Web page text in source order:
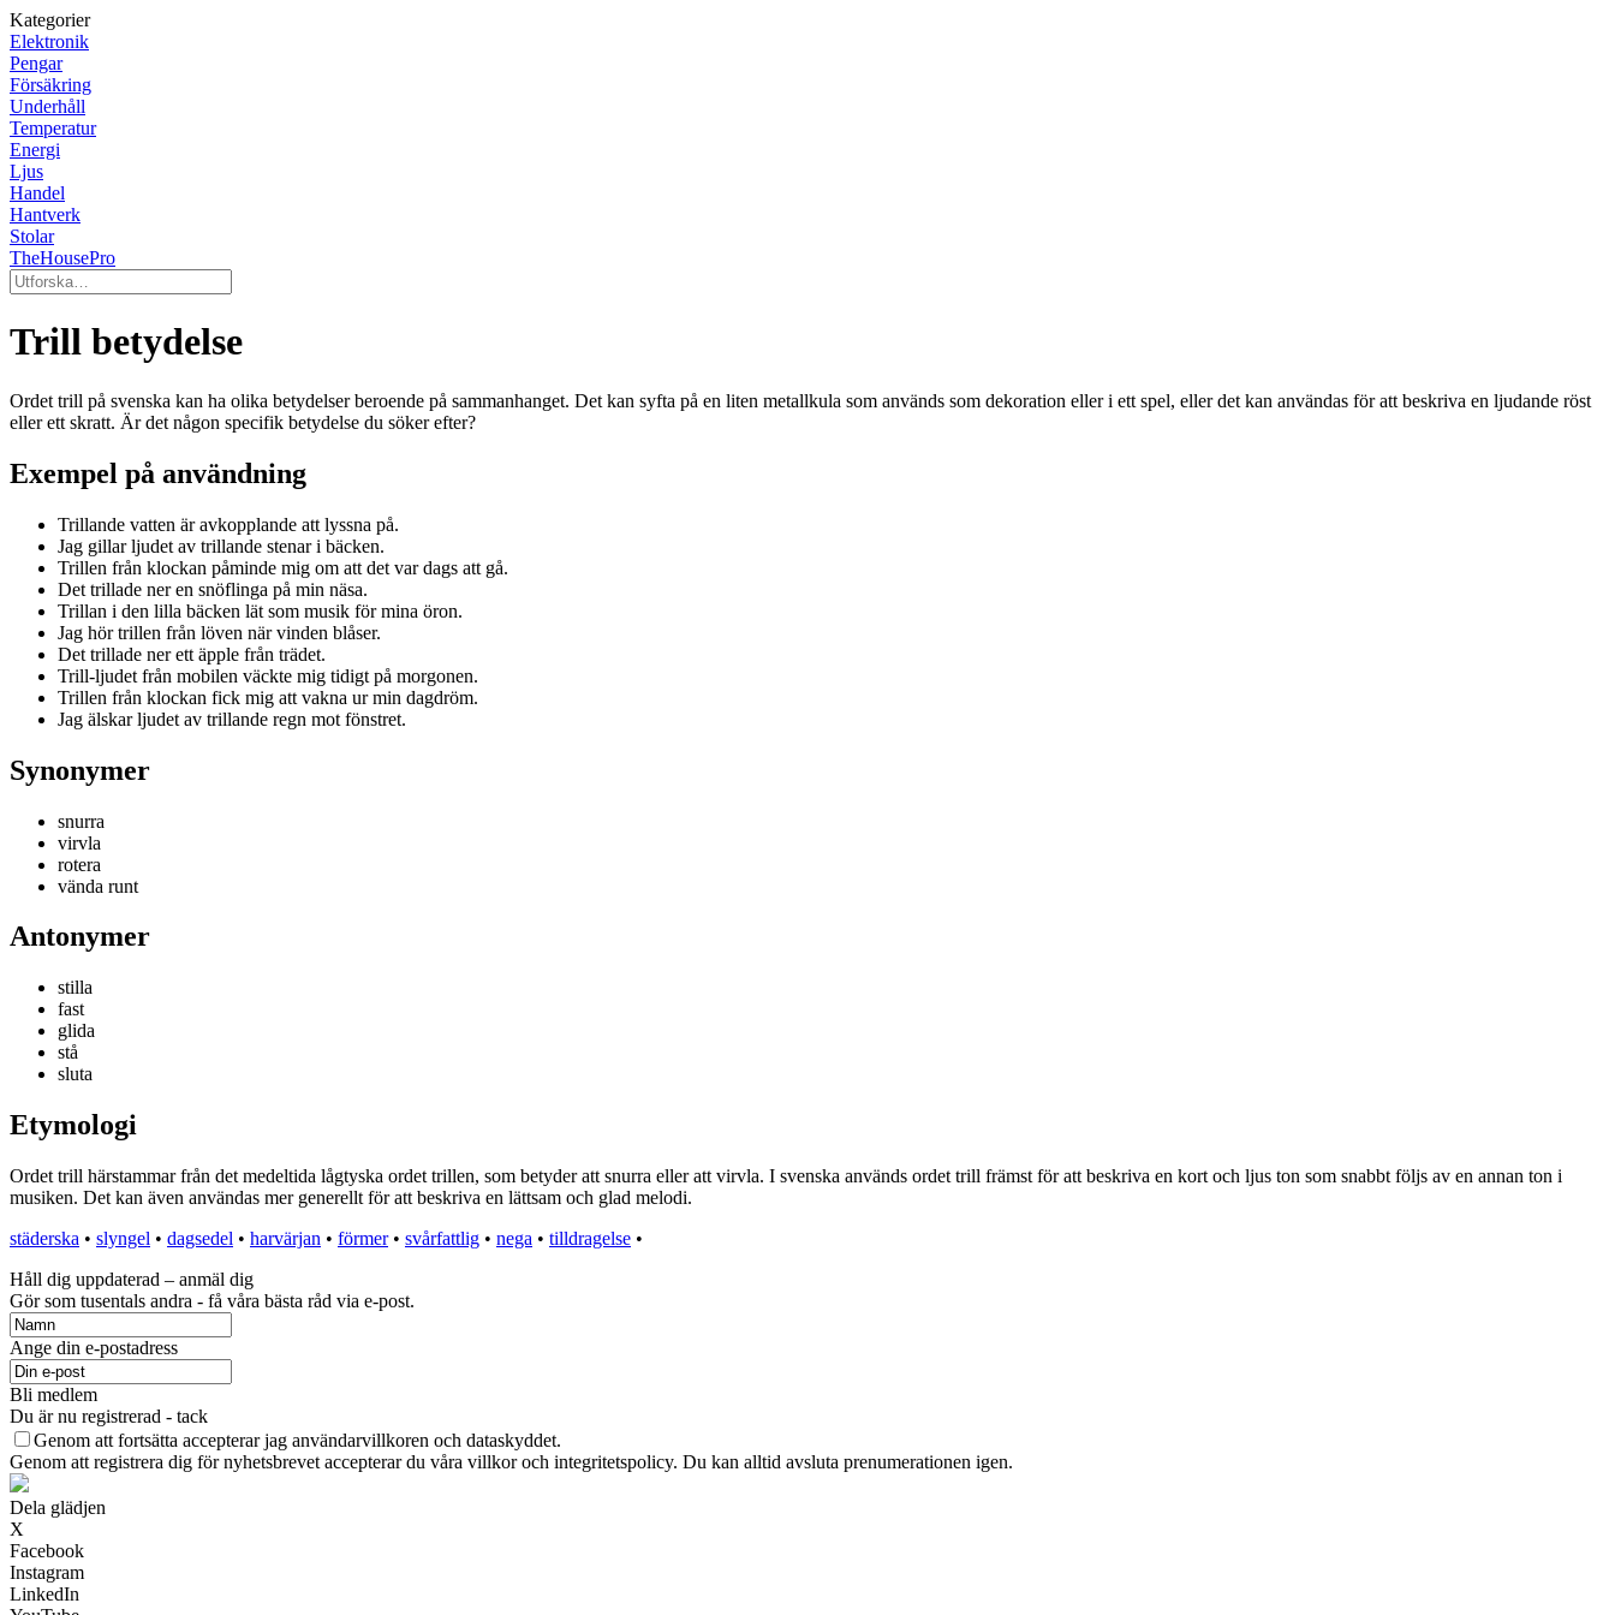
Kategorier
Elektronik
Pengar
Försäkring
Underhåll
Temperatur
Energi
Ljus
Handel
Hantverk
Stolar
TheHousePro
Trill betydelse
Ordet trill på svenska kan ha olika betydelser beroende på sammanhanget. Det kan syfta på en liten metallkula som används som dekoration eller i ett spel, eller det kan användas för att beskriva en ljudande röst
eller ett skratt. Är det någon specifik betydelse du söker efter?
Exempel på användning
Trillande vatten är avkopplande att lyssna på.
Jag gillar ljudet av trillande stenar i bäcken.
Trillen från klockan påminde mig om att det var dags att gå.
Det trillade ner en snöflinga på min näsa.
Trillan i den lilla bäcken lät som musik för mina öron.
Jag hör trillen från löven när vinden blåser.
Det trillade ner ett äpple från trädet.
Trill-ljudet från mobilen väckte mig tidigt på morgonen.
Trillen från klockan fick mig att vakna ur min dagdröm.
Jag älskar ljudet av trillande regn mot fönstret.
Synonymer
snurra
virvla
rotera
vända runt
Antonymer
stilla
fast
glida
stå
sluta
Etymologi
Ordet trill härstammar från det medeltida lågtyska ordet trillen, som betyder att snurra eller att virvla. I svenska används ordet trill främst för att beskriva en kort och ljus ton som snabbt följs av en annan ton i
musiken. Det kan även användas mer generellt för att beskriva en lättsam och glad melodi.
städerska • slyngel • dagsedel • harvärjan • förmer• svårfattlig • nega • tilldragelse •
Håll dig uppdaterad – anmäl dig
Gör som tusentals andra - få våra bästa råd via e-post.
Ange din e-postadress
Bli medlem
Du är nu registrerad - tack
Genom att fortsätta accepterar jag användarvillkoren och dataskyddet.
Genom att registrera dig för nyhetsbrevet accepterar du våra villkor och integritetspolicy. Du kan alltid avsluta prenumerationen igen.
Dela glädjen
X
Facebook
Instagram
LinkedIn